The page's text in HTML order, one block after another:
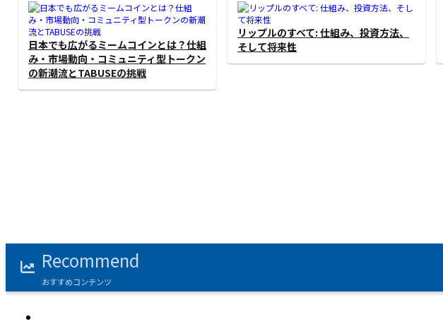
日本でも広がるミームコインとは？仕組
み・市場動向・コミュニティ型トークン
の新潮流とTABUSEの挑戦
リップルのすべて: 仕組み、投資方法、
そして将来性
ネムのすべて：仮想通貨NEM（ネム）の
基本から最新情報まで徹底解説
最新情報と将来性を徹底解説
Recommend
おすすめコンテンツ